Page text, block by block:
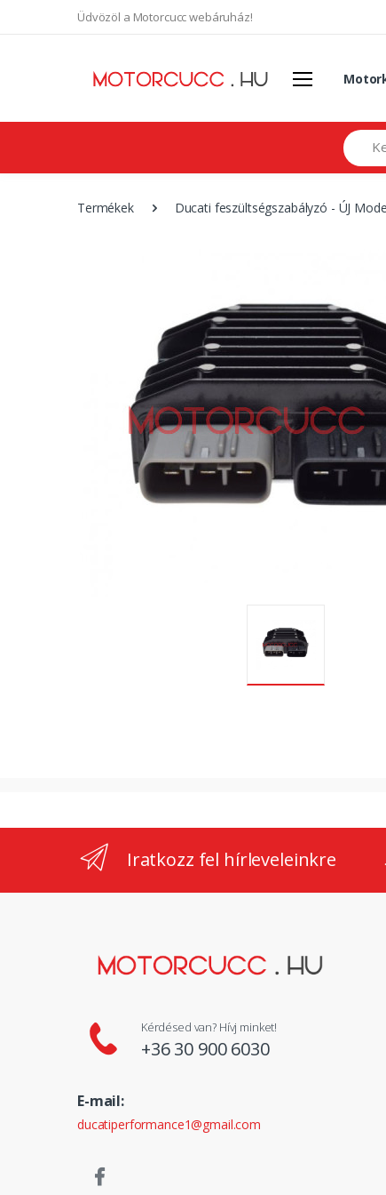
Üdvözöl a Motorcucc webáruház!
Search
Termékek Ducati feszültségszabályzó - ÚJ
Iratkozz fel hírleveleinkre
Kérdésed van? Hívj minket!
+36 30 900 6030
E-mail:
ducatiperformance1@gmail.com